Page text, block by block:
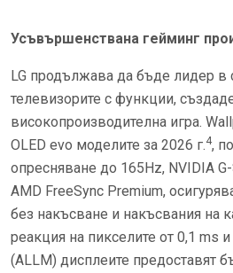
Усъвършенствана гейминг
LG продължава да бъде лидер в
телевизорите с функции,
високопроизводителна игра.
OLED evo моделите за 2026 г.4,
опресняване до 165Hz, NVIDIA
AMD FreeSync Premium,
без накъсване и накъсвания на
реакция на пикселите от 0,1 ms
(ALLM) дисплеите предоставят